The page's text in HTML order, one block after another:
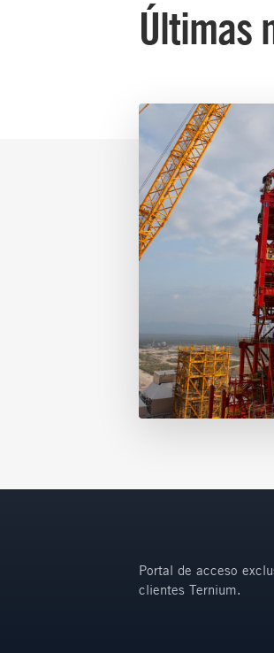
Últimas
Portal de acceso
clientes Ternium.